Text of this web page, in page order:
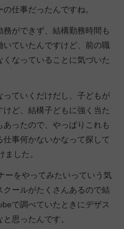
仕事だったんですね。
ができず、結構勤務時間も
ていたんですけど、前の職
なっていることに気づいた
っていくだけだし、子どもが
ど、結構子どもに強く当た
ったので、やっぱりこれも
事何かないかなって探して
した。
ーをやってみたいっていう気
ールがたくさんあるので結
で調べていたときにデザス
思ったんです。